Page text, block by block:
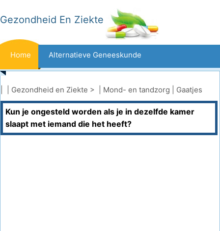
Gezondheid En Ziekte
Home Alternatieve Geneeskunde
Beten En Steken Kanker
Aandoeningen En Behandelingen Mond- En Tandzorg
Gezondheid en Ziekte > | Mond- en tandzorg Gaatjes
Kun je ongesteld worden als je in dezelfde kamer
slaapt met iemand die het heeft?